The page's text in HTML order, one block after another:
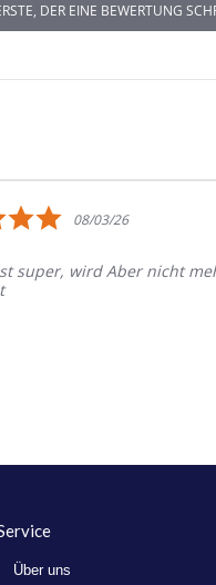
DER EINE BEWERTUNG
5.0
star
08/03/26
super, wird Aber nicht
Über uns